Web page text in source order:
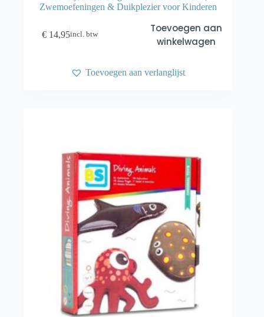
Zwemoefeningen & Duikplezier voor Kinderen
€ 14,95incl. btw
Toevoegen aan
winkelwagen
Toevoegen aan verlanglijst